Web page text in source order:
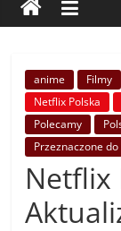
anime Filmy
Netflix Polska
Polecamy
Przeznaczone
Netflix